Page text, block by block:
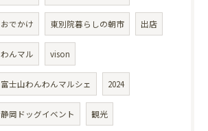
おでかけ 東別院暮らしの朝市 出店
わんマル vison
富士山わんわんマルシェ 2024
静岡ドッグイベント 観光